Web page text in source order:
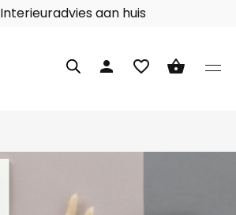
Interieuradvies aan huis
person favorite_border shopping_basket